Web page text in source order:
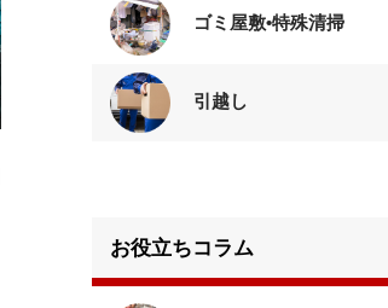
ゴミ屋敷•特殊清掃
引越し
お役立ちコラム